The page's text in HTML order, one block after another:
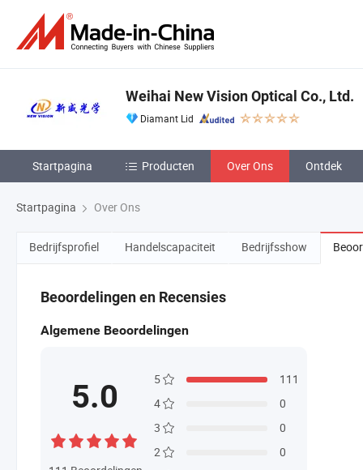
Weihai New Vision Optical Co., Ltd.
Diamant Lid
Startpagina Producten Over Ons Ontdek
Startpagina Over Ons
Bedrijfsprofiel Handelscapaciteit Bedrijfsshow
Beoordelingen en Recensies
Algemene Beoordelingen
5.0 5
111
4
0
3
0
2
0